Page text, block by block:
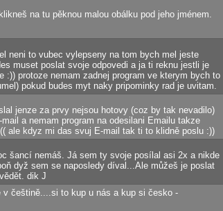
na tu pěknou malou obálku pod jeho jménem.
neni to vubec vylepseny na tom bych mel jeste
muset poslat svoje odpovedi a ja ti reknu jestli je
:)) protoze nemam zadnej program ve kterym bych to
pokud budes myt naky pripominky rad je uvitam.
jenze za prvy nejsou hotovy (coz by tak nevadilo)
a nemam program na odesilani Emailu takze
ale kdyz mi das svuj E-mail tak ti to klidně poslu :))
šancí nemáš. Já sem ty svoje posílal asi 2x a nikde
dyž sem se naposledy díval...Ale můžeš je poslat
dik J
v češtině....si to kup u nás a kup si česko -